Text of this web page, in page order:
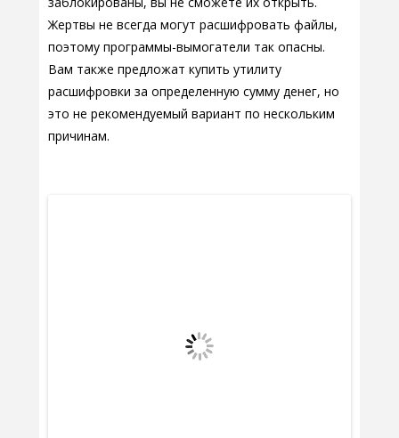
Жертвы не всегда могут расшифровать файлы,
поэтому программы-вымогатели так опасны.
Вам также предложат купить утилиту
расшифровки за определенную сумму денег, но
это не рекомендуемый вариант по нескольким
причинам.